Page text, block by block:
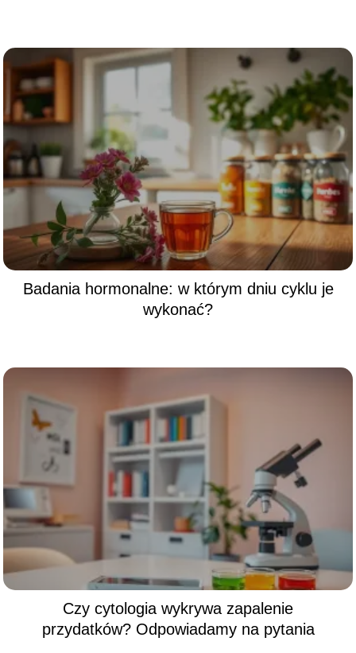
Badania hormonalne: w którym dniu cyklu je
wykonać?
Czy cytologia wykrywa zapalenie
przydatków? Odpowiadamy na pytania